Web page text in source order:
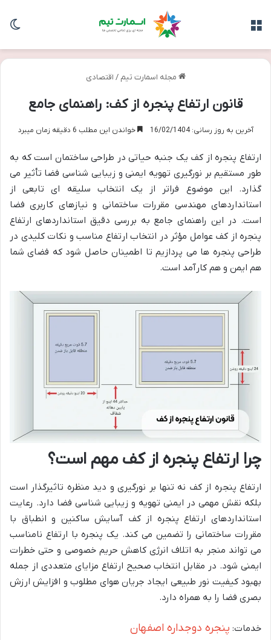
مجله اسمارت تیم / اقتصادی
قانون ارتفاع پنجره از کف: راهنمای جامع
آخرین به روز رسانی: 16/02/1404 خواندن این مطلب 6 دقیقه زمان میبرد
ارتفاع پنجره از کف یک جنبه حیاتی در طراحی ساختمان است که به
طور مستقیم بر نورگیری تهویه ایمنی و زیبایی شناسی فضا تأثیر می
گذارد. این موضوع فراتر از یک انتخاب سلیقه ای تابعی از
استانداردهای مهندسی مقررات ساختمانی و نیازهای کاربری فضا
است. در این راهنمای جامع به بررسی دقیق استانداردهای ارتفاع
پنجره از کف عوامل مؤثر در انتخاب ارتفاع مناسب و نکات کلیدی در
طراحی پنجره ها می پردازیم تا اطمینان حاصل شود که فضای شما
هم ایمن و هم کارآمد است.
چرا ارتفاع پنجره از کف مهم است؟
ارتفاع پنجره از کف نه تنها بر نورگیری و دید منظره تاثیرگذار است
بلکه نقش مهمی در ایمنی تهویه و زیبایی شناسی فضا دارد. رعایت
استانداردهای ارتفاع پنجره از کف آسایش ساکنین و انطباق با
مقررات ساختمانی را تضمین می کند. یک پنجره با ارتفاع نامناسب
می تواند منجر به اتلاف انرژی کاهش حریم خصوصی و حتی خطرات
ایمنی شود. در مقابل انتخاب صحیح ارتفاع مزایای متعددی از جمله
بهبود کیفیت نور طبیعی ایجاد جریان هوای مطلوب و افزایش ارزش
بصری فضا را به همراه دارد.
خدمات: پنجره دوجداره اصفهان